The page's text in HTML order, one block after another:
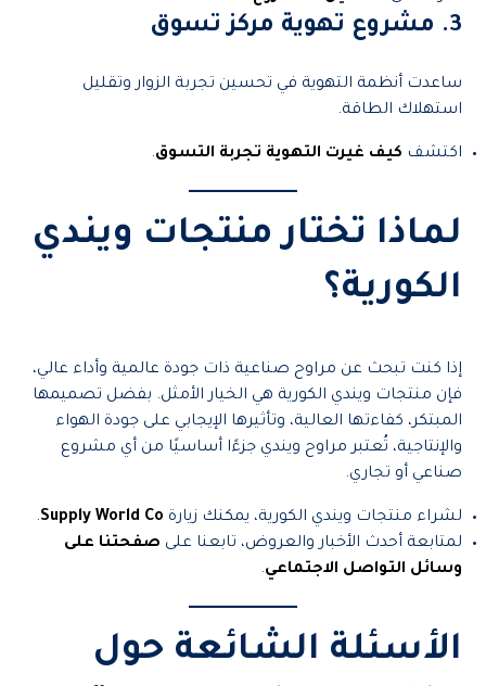
3. مشروع تهوية مركز تسوق
ساعدت أنظمة التهوية في تحسين تجربة الزوار وتقليل
استهلاك الطاقة.
اكتشف كيف غيرت التهوية تجربة التسوق.
لماذا تختار منتجات ويندي
الكورية؟
إذا كنت تبحث عن مراوح صناعية ذات جودة عالمية وأداء عالي،
فإن منتجات ويندي الكورية هي الخيار الأمثل. بفضل تصميمها
المبتكر، كفاءتها العالية، وتأثيرها الإيجابي على جودة الهواء
والإنتاجية، تُعتبر مراوح ويندي جزءًا أساسيًا من أي مشروع
صناعي أو تجاري.
لشراء منتجات ويندي الكورية، يمكنك زيارة Supply World Co
.
لمتابعة أحدث الأخبار والعروض، تابعنا على صفحتنا على
وسائل التواصل الاجتماعي.
الأسئلة الشائعة حول